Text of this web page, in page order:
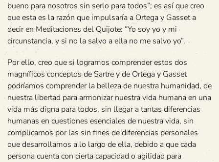
bueno para nosotros sin serlo para todos”; es así que creo
que esta es la razón que impulsaría a Ortega y Gasset a
decir en Meditaciones del Quijote: “Yo soy yo y mi
circunstancia, y si no la salvo a ella no me salvo yo”.
Por ello, creo que si logramos comprender estos dos
magníficos conceptos de Sartre y de Ortega y Gasset
podríamos comprender la belleza de nuestra humanidad, de
nuestra libertad para armonizar nuestra vida humana en una
vida más digna para todos, sin llegar a tantas diferencias
humanas en cuestiones esenciales de nuestra vida, sin
complicarnos por las sin fines de diferencias personales
que desarrollamos a lo largo de ella, debido a que cada
persona cuenta con cierta capacidad o agilidad para